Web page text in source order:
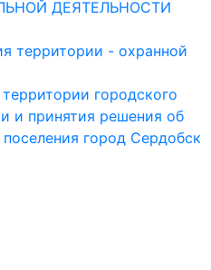
ДЕЯТЕЛЬНОСТИ
территории - охранной
городского
и принятия решения об
город Сердобск